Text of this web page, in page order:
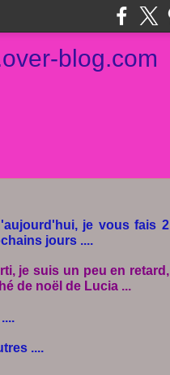
blog.com
je vous fais 2
jours ....
je suis un peu en retard,
de noël de Lucia ...
....